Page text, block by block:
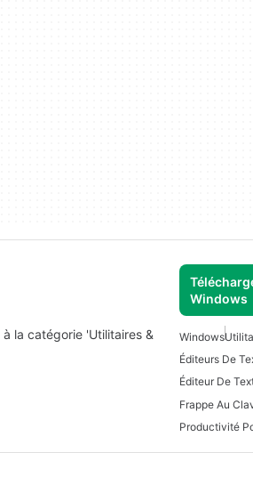
Windows
la catégorie 'Utilitaires &
Windows
Éditeurs De
Éditeur De
Frappe Au
Productivité